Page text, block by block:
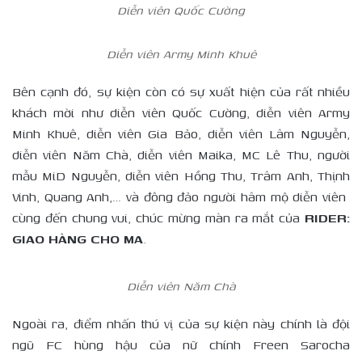
Diễn viên Quốc Cường
Diễn viên Army Minh Khuê
Bên cạnh đó, sự kiện còn có sự xuất hiện của rất nhiều
khách mời như diễn viên Quốc Cường, diễn viên Army
Minh Khuê, diễn viên Gia Bảo, diễn viên Lâm Nguyễn,
diễn viên Năm Chà, diễn viên Maika, MC Lê Thu, người
mẫu MiD Nguyễn, diễn viên Hồng Thu, Trâm Anh, Thịnh
Vinh, Quang Anh,… và đông đảo người hâm mộ diễn viên
cùng đến chung vui, chúc mừng màn ra mắt của RIDER:
GIAO HÀNG CHO MA.
Diễn viên Năm Chà
Ngoài ra, điểm nhấn thú vị của sự kiện này chính là đội
ngũ FC hùng hậu của nữ chính Freen Sarocha